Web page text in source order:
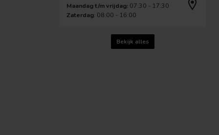
Maandag t/m vrijdag: 07:30 - 17:30
Zaterdag: 08:00 - 16:00
Bekijk alles